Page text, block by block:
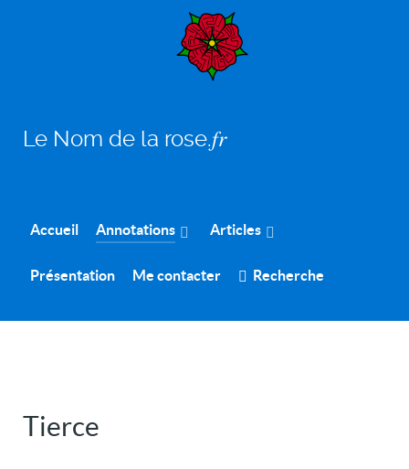
Le Nom de la rose.𝑓𝑟
Accueil Annotations Articles
Présentation Me contacter Recherche
Tierce